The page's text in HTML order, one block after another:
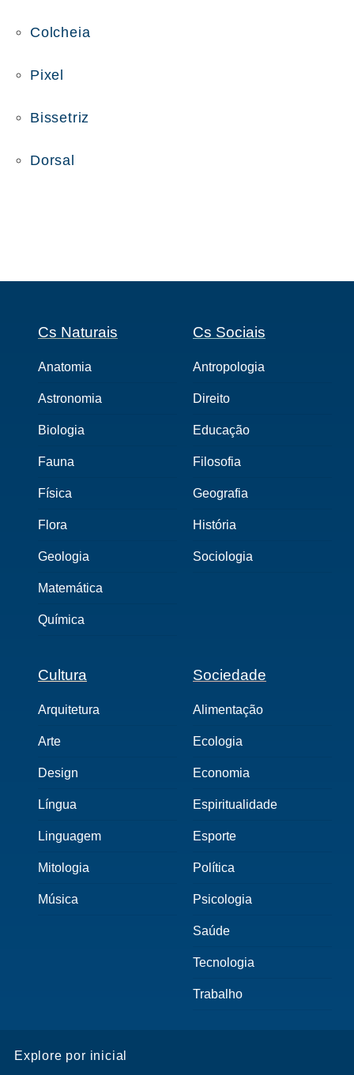
Colcheia
Pixel
Bissetriz
Dorsal
Cs Naturais
Anatomia
Astronomia
Biologia
Fauna
Física
Flora
Geologia
Matemática
Química
Cs Sociais
Antropologia
Direito
Educação
Filosofia
Geografia
História
Sociologia
Cultura
Arquitetura
Arte
Design
Língua
Linguagem
Mitologia
Música
Sociedade
Alimentação
Ecologia
Economia
Espiritualidade
Esporte
Política
Psicologia
Saúde
Tecnologia
Trabalho
Explore por inicial